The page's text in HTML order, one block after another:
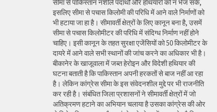
सीमा से पाकिस्तान नशीले पदार्थों और हथियारों को न भेज सके,
इसलिए सीमा से पचास किलोमी की परिधि में आने वाले निर्माणों को
भी हटाया जा हा है। सीमावर्ती क्षेत्रों के लिए कानून बना है, उसमें
सीमा से पचास किलोमीटर की परिधि में संदिग्ध निर्माण नहीं होने
चाहिए। इसी कानून के तहत सुरक्षा एजेंसियों को 50 किलोमीटर के
दायरे में आने वाले सभी स्थानों की जांच करने का अधिकार भी है।
बीकानेर के खाजूवाला में जब्त हेरोइन और विदेशी हथियार की
घटना बताती है कि पाकिस्तान अपनी हरकतों से बाज नहीं आ रहा
है। लेकिन कांग्रेस सीमा के इस संवेदनशील मुद्दे पर भी राजनीति
कर रही है। संबंधित जिला प्रशासनों ने सीमावर्ती क्षेत्रों में जो
अतिक्रमण हटाने का अभियान चलाया है उसका कांग्रेस की ओर